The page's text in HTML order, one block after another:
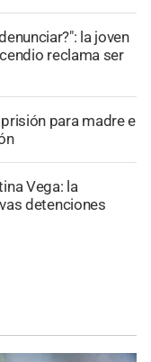
la joven
reclama ser
para madre e
Vega: la
detenciones